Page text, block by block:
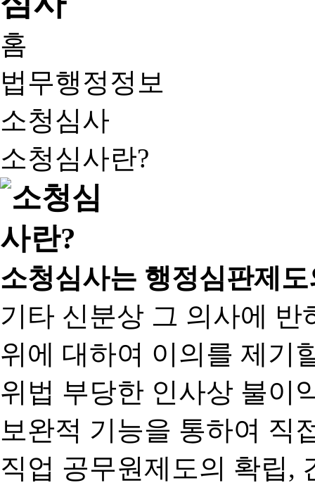
홈
법무행정정보
소청심사
소청심사란?
소청심사는 행정심판제
기타 신분상 그 의사에
위에 대하여 이의를 제기
위법 부당한 인사상 불이
보완적 기능을 통하여 직
직업 공무원제도의 확립,